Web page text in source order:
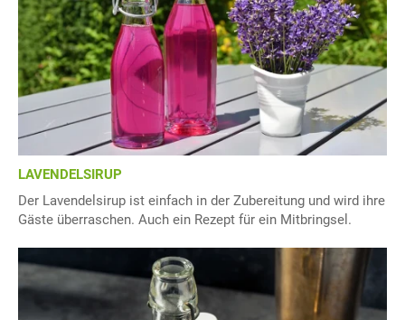
LAVENDELSIRUP
Der Lavendelsirup ist einfach in der Zubereitung und wird ihre
Gäste überraschen. Auch ein Rezept für ein Mitbringsel.